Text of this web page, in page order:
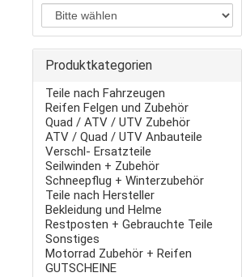
Produktkategorien
Teile nach Fahrzeugen
Reifen Felgen und Zubehör
Quad / ATV / UTV Zubehör
ATV / Quad / UTV Anbauteile
Verschl- Ersatzteile
Seilwinden + Zubehör
Schneepflug + Winterzubehör
Teile nach Hersteller
Bekleidung und Helme
Restposten + Gebrauchte Teile
Sonstiges
Motorrad Zubehör + Reifen
GUTSCHEINE